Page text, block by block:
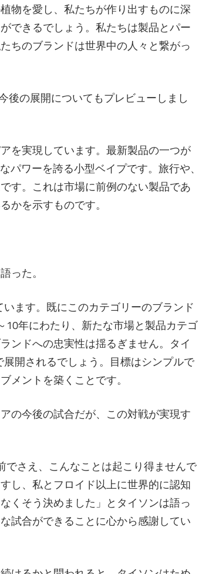
物を愛し、私たちが作り出すものに深
できるでしょう。私たちは製品とパー
ちのブランドは世界中の人々と繋がっ
後の展開についてもプレビューしまし
を実現しています。最新製品の一つが
パワーを誇る小型ベイプです。旅行や、
す。これは市場に前例のない製品であ
かを示すものです。
った。
ます。既にこのカテゴリーのブランド
年にわたり、新たな市場と製品カテゴ
ンドへの忠実性は揺るぎません。タイ
開されるでしょう。目標はシンプルで
メントを築くことです。
の今後の試合だが、この対戦が実現す
でさえ、こんなことは起こり得ませんで
し、私とフロイド以上に世界的に認知
くそう決めました」とタイソンは語っ
試合ができることに心から感謝してい